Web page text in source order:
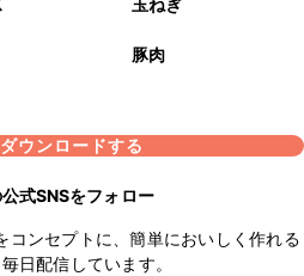
玉ねぎ
豚肉
ウンロードする
式SNSをフォロー
コンセプトに、簡単においしく作れる
日配信しています。